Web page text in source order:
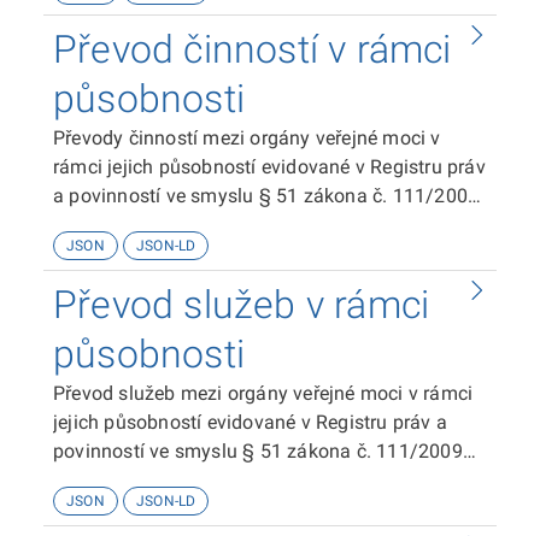
Převod činností v rámci
působnosti
Převody činností mezi orgány veřejné moci v
rámci jejich působností evidované v Registru práv
a povinností ve smyslu § 51 zákona č. 111/2009
JSON JSON-LD
Převod služeb v rámci
působnosti
Převod služeb mezi orgány veřejné moci v rámci
jejich působností evidované v Registru práv a
povinností ve smyslu § 51 zákona č. 111/2009
JSON JSON-LD